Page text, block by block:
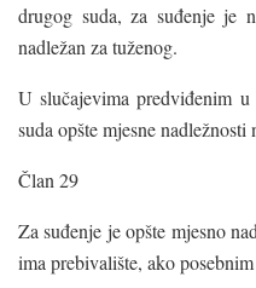
drugog suda, za suđenje je
nadležan za tuženog.
U slučajevima predviđenim
suda opšte mjesne
Član 29
Za suđenje je opšte mjesno
ima prebivalište, ako